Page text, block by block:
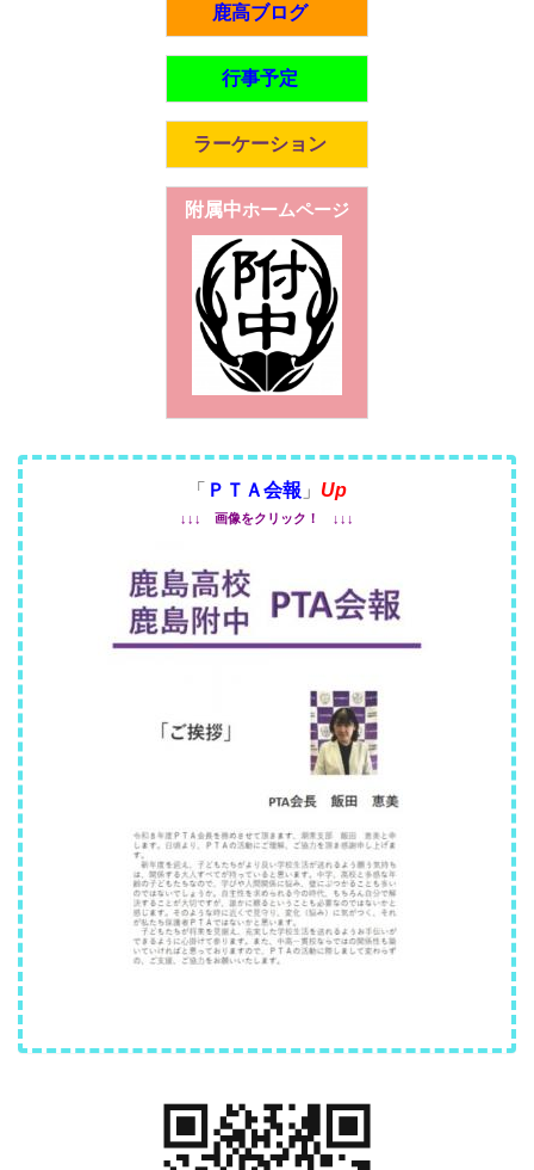
鹿高ブログ
行事予定
ラーケーション
附属中ホームページ
「 ＰＴＡ会報 」 Up
↓↓↓ 画像をクリック！ ↓↓↓